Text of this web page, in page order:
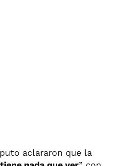
aclararon que la